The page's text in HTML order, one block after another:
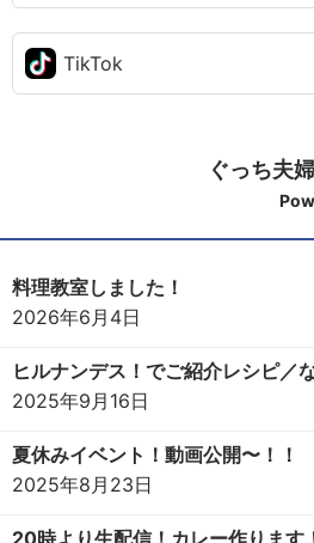
TikTok
ぐっち夫
料理教室しました！
2026年6月4日
ヒルナンデス！でご紹介レシピ／
2025年9月16日
夏休みイベント！動画公開〜！！
2025年8月23日